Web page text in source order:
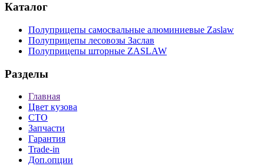
Каталог
Полуприцепы самосвальные алюминиевые Zaslaw
Полуприцепы лесовозы Заслав
Полуприцепы шторные ZASLAW
Разделы
Главная
Цвет кузова
СТО
Запчасти
Гарантия
Trade-in
Доп.опции